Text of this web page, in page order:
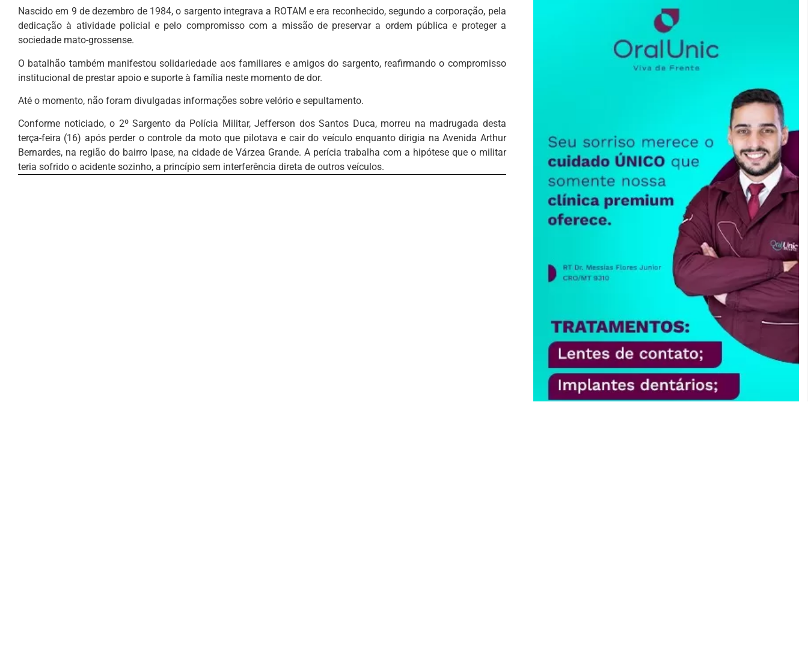
Nascido em 9 de dezembro de 1984, o sargento integrava a ROTAM e era reconhecido, segundo a corporação, pela
dedicação à atividade policial e pelo compromisso com a missão de preservar a ordem pública e proteger a
sociedade mato-grossense.
O batalhão também manifestou solidariedade aos familiares e amigos do sargento, reafirmando o compromisso
institucional de prestar apoio e suporte à família neste momento de dor.
Até o momento, não foram divulgadas informações sobre velório e sepultamento.
Conforme noticiado, o 2º Sargento da Polícia Militar, Jefferson dos Santos Duca, morreu na madrugada desta
terça-feira (16) após perder o controle da moto que pilotava e cair do veículo enquanto dirigia na Avenida Arthur
Bernardes, na região do bairro Ipase, na cidade de Várzea Grande. A perícia trabalha com a hipótese que o militar
teria sofrido o acidente sozinho, a princípio sem interferência direta de outros veículos.